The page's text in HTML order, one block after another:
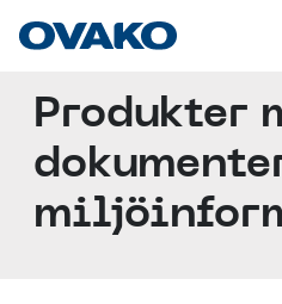
INDUSTRILÖSNINGAR
JORDBRUK
KULLAGER
FÄSTANORDNINGAR
HYDRAULIK
STÅLUTBUD
OVAKOS VARUMÄRKEN
BQ-STEEL®
PRODUKTFORMER
Produkter